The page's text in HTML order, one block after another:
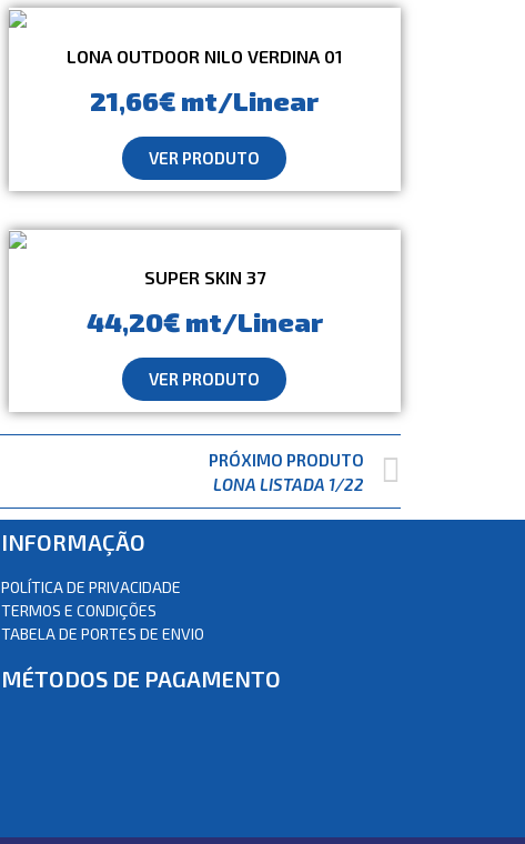
LONA OUTDOOR NILO VERDINA 01
21,66€ mt/Linear
VER PRODUTO
SUPER SKIN 37
44,20€ mt/Linear
VER PRODUTO
PRÓXIMO PRODUTO
LONA LISTADA 1/22
INFORMAÇÃO
POLÍTICA DE PRIVACIDADE
TERMOS E CONDIÇÕES
TABELA DE PORTES DE ENVIO
MÉTODOS DE PAGAMENTO